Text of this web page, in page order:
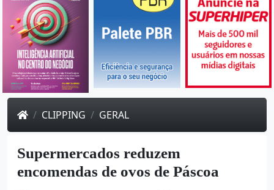
CLIPPING GERAL
Supermercados reduzem
encomendas de ovos de Páscoa